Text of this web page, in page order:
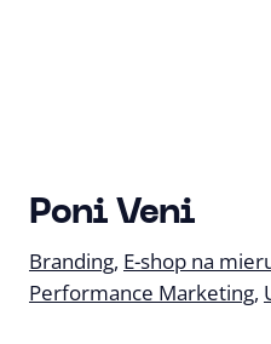
identitu, dizajn
BUXUS-e s
PPC.
Poni Veni
Branding E-shop na
Performance Marketing